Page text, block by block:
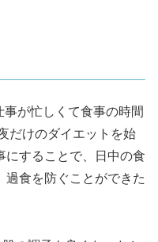
が忙しくて食事の時間
だけのダイエットを始
にすることで、日中の食
過食を防ぐことができた